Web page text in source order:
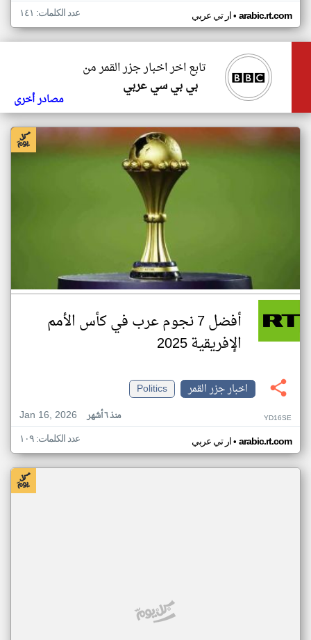
ار تي عربي• arabic.rt.com عدد الكلمات: ١٤١
تابع اخر اخبار جزر القمر من
بي بي سي عربي
مصادر أخرى
أفضل 7 نجوم عرب في كأس الأمم
الإفريقية 2025
اخبار جزر القمر
Politics
Jan 16, 2026
منذ ٦ أشهر YD16SE
ار تي عربي• arabic.rt.com عدد الكلمات: ١٠٩